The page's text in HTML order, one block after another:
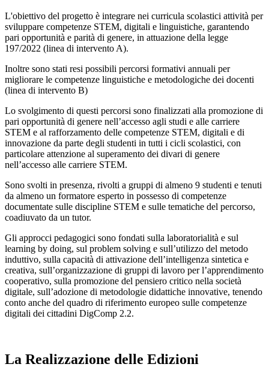
L'obiettivo del progetto è integrare nei curricula scolastici attività per
sviluppare competenze STEM, digitali e linguistiche, garantendo
pari opportunità e parità di genere, in attuazione della legge
197/2022 (linea di intervento A).
Inoltre sono stati resi possibili percorsi formativi annuali per
migliorare le competenze linguistiche e metodologiche dei docenti
(linea di intervento B)
Lo svolgimento di questi percorsi sono finalizzati alla promozione di
pari opportunità di genere nell’accesso agli studi e alle carriere
STEM e al rafforzamento delle competenze STEM, digitali e di
innovazione da parte degli studenti in tutti i cicli scolastici, con
particolare attenzione al superamento dei divari di genere
nell’accesso alle carriere STEM.
Sono svolti in presenza, rivolti a gruppi di almeno 9 studenti e tenuti
da almeno un formatore esperto in possesso di competenze
documentate sulle discipline STEM e sulle tematiche del percorso,
coadiuvato da un tutor.
Gli approcci pedagogici sono fondati sulla laboratorialità e sul
learning by doing, sul problem solving e sull’utilizzo del metodo
induttivo, sulla capacità di attivazione dell’intelligenza sintetica e
creativa, sull’organizzazione di gruppi di lavoro per l’apprendimento
cooperativo, sulla promozione del pensiero critico nella società
digitale, sull’adozione di metodologie didattiche innovative, tenendo
conto anche del quadro di riferimento europeo sulle competenze
digitali dei cittadini DigComp 2.2.
La Realizzazione delle Edizioni